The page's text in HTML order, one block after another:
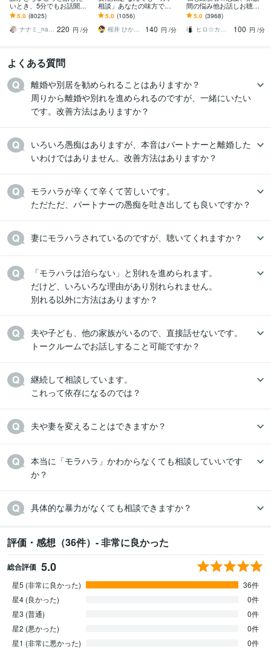
いとき、5分でもお話聞き
ます 疲れた～、でもカウ
ンセリングじゃない、な
んとなく雑談聞いて～
5.0 (8025)
ナナミ_nanami 220 円 /分
相談」あなたの味方で話
ます 男性目線で、あなた
の恋の“答え”を言葉にしま
す。
5.0 (1056)
桜井 ひかる｜経験豊富の恋愛相談室
140 円 /分
間の悩み他お話しお聴き
します 心理カウンセラー
が恋愛・復縁・夫婦問題
等☆解決策を共有します
5.0 (3968)
ヒロ☆カウンセリング＆コンサルティング
100 円 /分
よくある質問
離婚や別居を勧められることはありますか？
周りから離婚や別れを進められるのですが、一緒にいたい
です。改善方法はありますか？
いろいろ愚痴はありますが、本音はパートナーと離婚した
いわけではありません。改善方法はありますか？
モラハラが辛くて辛くて苦しいです。
ただただ、パートナーの愚痴を吐き出しても良いですか？
妻にモラハラされているのですが、聴いてくれますか？
「モラハラは治らない」と別れを進められます。
だけど、いろいろな理由があり別れられません。
別れる以外に方法はありますか？
夫や子ども、他の家族がいるので、直接話せないです。
トークルームでお話しすること可能ですか？
継続して相談しています。
これって依存になるのでは？
夫や妻を変えることはできますか？
本当に「モラハラ」かわからなくても相談していいです
評価・感想（36件）- 非常に良かった
総合評価 5.0
星5 (非常に良かった)
36件
星4 (良かった)
0件
星3 (普通)
0件
星2 (悪かった)
0件
星1 (非常に悪かった)
0件